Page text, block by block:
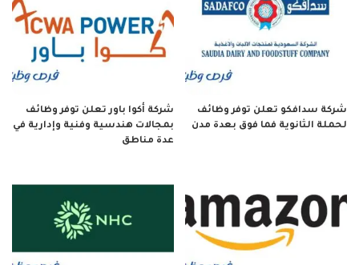
شركة سدافكو تعلن توفر وظائف
لحملة الثانوية فما فوق بعدة مدن
شركة أكوا باور تعلن توفر وظائف
بمجالات هندسية وفنية وإدارية في
عدة مناطق